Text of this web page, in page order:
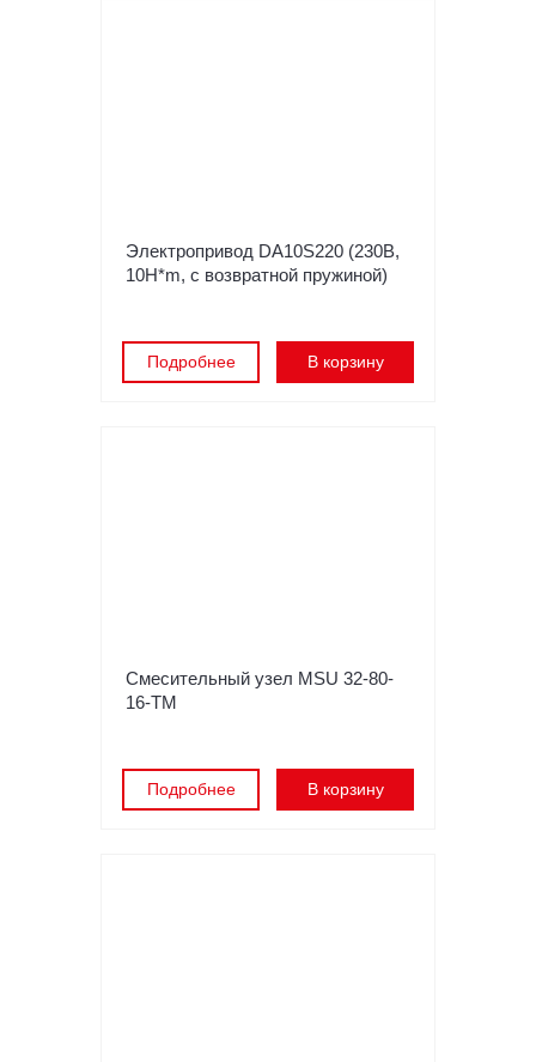
Электропривод DA10S220 (230В,
10H*m, с возвратной пружиной)
Подробнее В корзину
Смесительный узел MSU 32-80-
16-TM
Подробнее В корзину